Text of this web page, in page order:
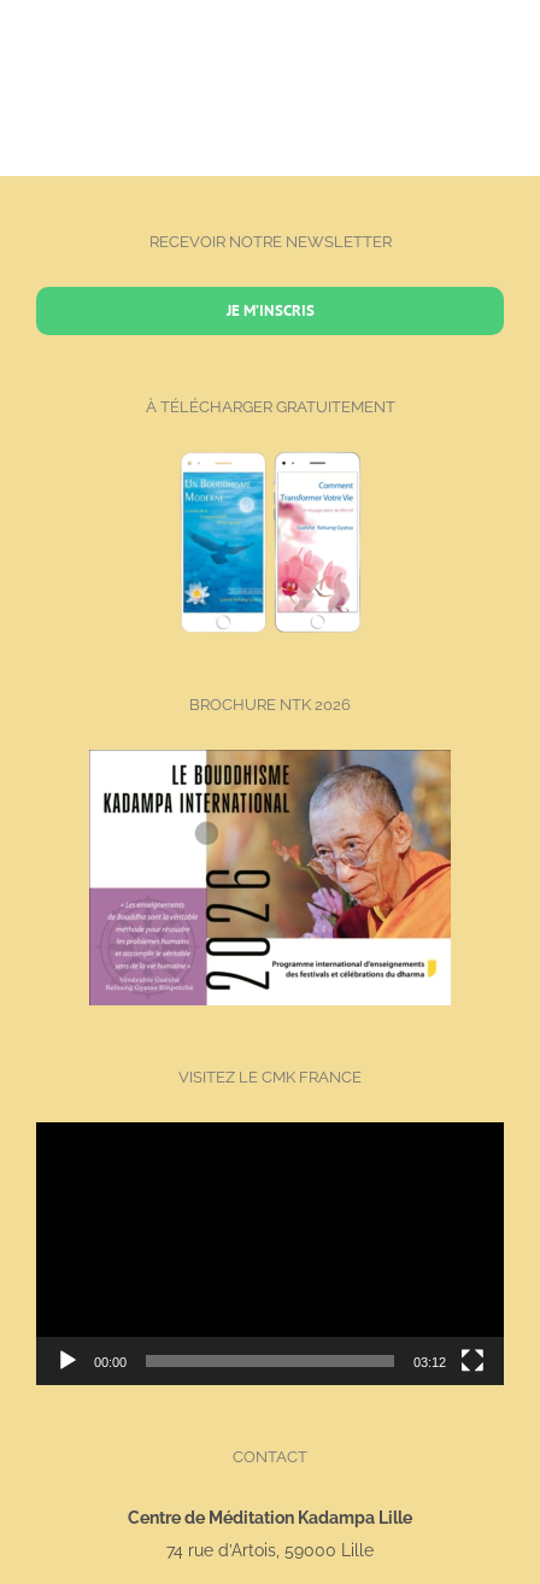
RECEVOIR NOTRE NEWSLETTER
JE M’INSCRIS
À TÉLÉCHARGER GRATUITEMENT
BROCHURE NTK 2026
VISITEZ LE CMK FRANCE
00:00 03:12
CONTACT
Centre de Méditation Kadampa Lille
74 rue d’Artois, 59000 Lille